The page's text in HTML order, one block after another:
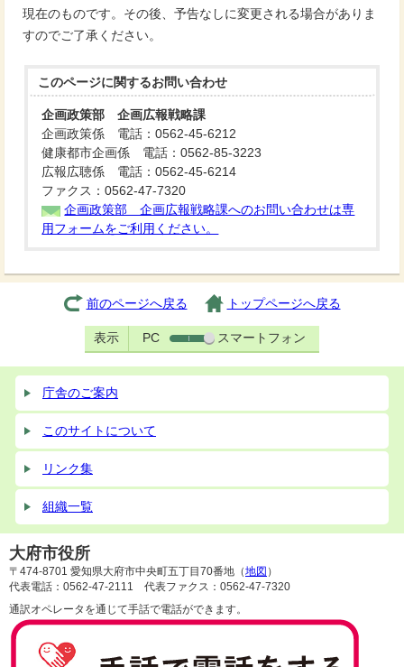
現在のものです。その後、予告なしに変更される場合がありま
すのでご了承ください。
このページに関するお問い合わせ
企画政策部 企画広報戦略課
企画政策係 電話：0562-45-6212
健康都市企画係 電話：0562-85-3223
広報広聴係 電話：0562-45-6214
ファクス：0562-47-7320
企画政策部 企画広報戦略課へのお問い合わせは専
用フォームをご利用ください。
前のページへ戻る トップページへ戻る
表示 PC スマートフォン
庁舎のご案内
このサイトについて
リンク集
組織一覧
大府市役所
〒474-8701 愛知県大府市中央町五丁目70番地（地図 ）
代表電話：0562-47-2111 代表ファクス：0562-47-7320
通訳オペレータを通じて手話で電話ができます。